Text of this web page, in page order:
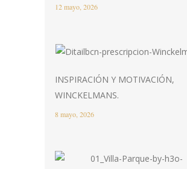
12 mayo, 2026
INSPIRACIÓN Y MOTIVACIÓN,
WINCKELMANS.
8 mayo, 2026